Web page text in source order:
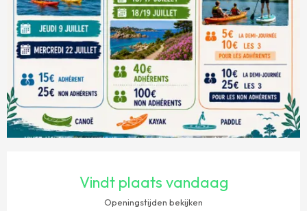
Vindt plaats vandaag
Openingstijden bekijken